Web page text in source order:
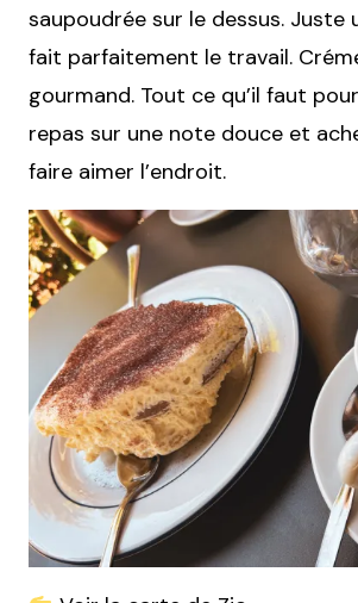
saupoudrée sur le dessus. Juste
fait parfaitement le travail.
gourmand. Tout ce qu’il faut
repas sur une note douce et
faire aimer l’endroit.